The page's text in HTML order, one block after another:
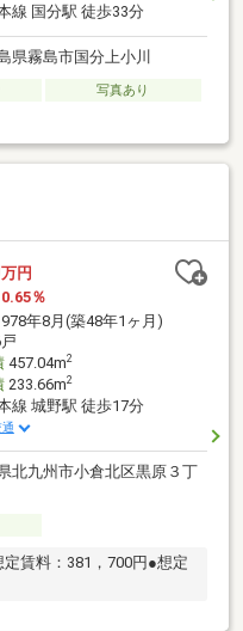
線 国分駅 徒歩33分
県霧島市国分上小川
写真あり
万円
％
年8月(築48年1ヶ月)
457.04m2
233.66m2
線 城野駅 徒歩17分
北九州市小倉北区黒原３丁
賃料：381，700円●想定